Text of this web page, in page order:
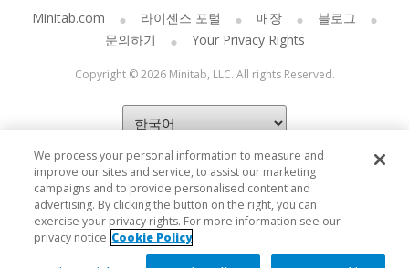
Minitab.com 라이센스 포털 매장
블로그
문의하기
Your Privacy Rights
Copyright © 2026 Minitab, LLC. All rights Reserved.
We process your personal information to measure and
improve our sites and service, to assist our marketing
campaigns and to provide personalised content and
advertising. By clicking the button on the right, you can
exercise your privacy rights. For more information see our
privacy notice Cookie Policy